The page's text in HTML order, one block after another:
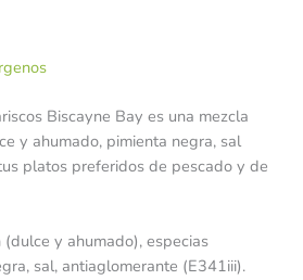
Biscayne Bay es una mezcla
y ahumado, pimienta negra, sal
platos preferidos de pescado y de
(dulce y ahumado), especias
sal, antiaglomerante (E341iii).